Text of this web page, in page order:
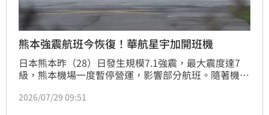
熊本強震航班今恢復！華航星宇加開班機
日本熊本昨（28）日發生規模7.1強震，最大震度達7
級，熊本機場一度暫停營運，影響部分航班。隨著機場
正常，中華航空及星宇航空另加開福岡、熊本返台航
2026/07/29 09:51